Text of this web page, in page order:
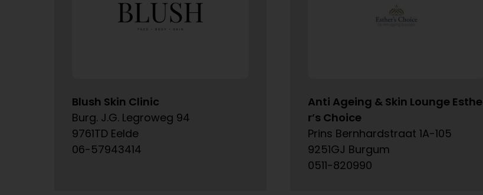
Blush Skin Clinic
Burg. J.G. Legroweg 94
9761TD Eelde
06-57943414
Anti Ageing & Skin Lounge Esthe
r’s Choice
Prins Bernhardstraat 1A-105
9251GJ Burgum
0511-820990